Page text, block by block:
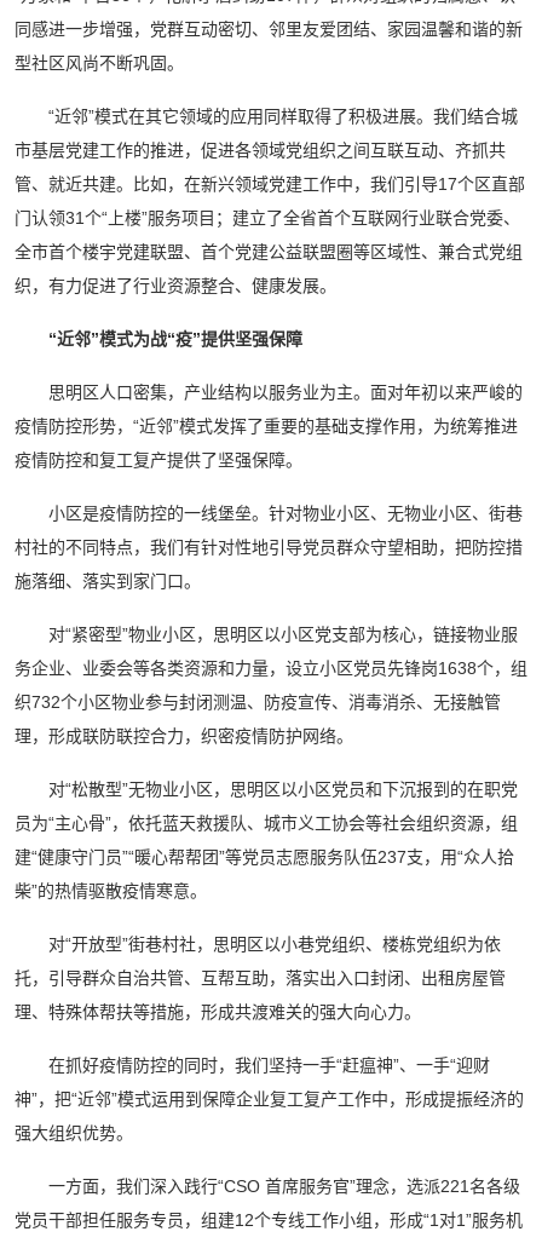
同感进一步增强，党群互动密切、邻里友爱团结、家园温馨和谐的新
型社区风尚不断巩固。
“近邻”模式在其它领域的应用同样取得了积极进展。我们结合城
市基层党建工作的推进，促进各领域党组织之间互联互动、齐抓共
管、就近共建。比如，在新兴领域党建工作中，我们引导17个区直部
门认领31个“上楼”服务项目；建立了全省首个互联网行业联合党委、
全市首个楼宇党建联盟、首个党建公益联盟圈等区域性、兼合式党组
织，有力促进了行业资源整合、健康发展。
“近邻”模式为战“疫”提供坚强保障
思明区人口密集，产业结构以服务业为主。面对年初以来严峻的
疫情防控形势，“近邻”模式发挥了重要的基础支撑作用，为统筹推进
疫情防控和复工复产提供了坚强保障。
小区是疫情防控的一线堡垒。针对物业小区、无物业小区、街巷
村社的不同特点，我们有针对性地引导党员群众守望相助，把防控措
施落细、落实到家门口。
对“紧密型”物业小区，思明区以小区党支部为核心，链接物业服
务企业、业委会等各类资源和力量，设立小区党员先锋岗1638个，组
织732个小区物业参与封闭测温、防疫宣传、消毒消杀、无接触管
理，形成联防联控合力，织密疫情防护网络。
对“松散型”无物业小区，思明区以小区党员和下沉报到的在职党
员为“主心骨”，依托蓝天救援队、城市义工协会等社会组织资源，组
建“健康守门员”“暖心帮帮团”等党员志愿服务队伍237支，用“众人拾
柴”的热情驱散疫情寒意。
对“开放型”街巷村社，思明区以小巷党组织、楼栋党组织为依
托，引导群众自治共管、互帮互助，落实出入口封闭、出租房屋管
理、特殊体帮扶等措施，形成共渡难关的强大向心力。
在抓好疫情防控的同时，我们坚持一手“赶瘟神”、一手“迎财
神”，把“近邻”模式运用到保障企业复工复产工作中，形成提振经济的
强大组织优势。
一方面，我们深入践行“CSO 首席服务官”理念，选派221名各级
党员干部担任服务专员，组建12个专线工作小组，形成“1对1”服务机